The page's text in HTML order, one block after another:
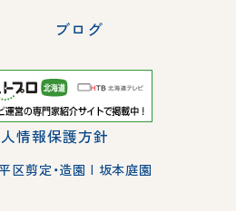
ブログ
情報保護方針
区剪定・造園 | 坂本庭園